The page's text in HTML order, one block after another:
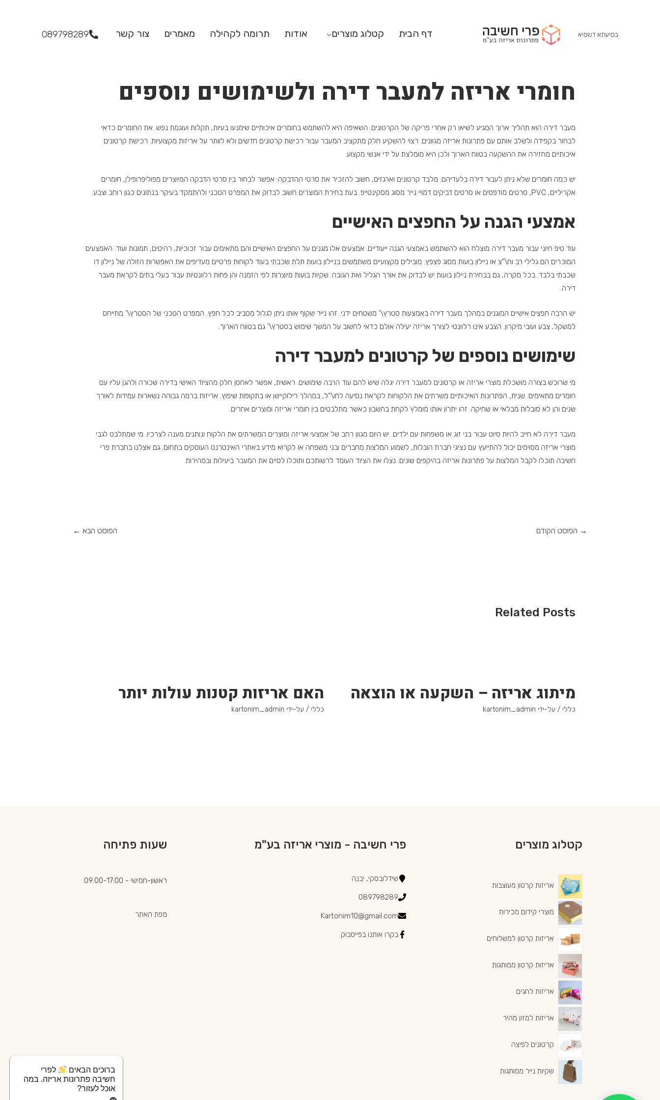
בסיעתא דשמיא דף הבית קטלוג מוצרים אודות תרומה לקהילה מאמרים צור קשר 089798289
חומרי אריזה למעבר דירה ולשימושים נוספים
מעבר דירה הוא תהליך ארוך המגיע לשיאו רק אחרי פריקה של הקרטונים. השאיפה היא להשתמש בחומרים איכותיים שימנעו בעיות, תקלות ועוגמת נפש. את החומרים כדאי
לבחור בקפידה ולשלב אותם עם פתרונות אריזה מגוונים. רצוי להשקיע חלק מתקציב המעבר עבור רכישת קרטונים חדשים ולא לוותר על אריזות מקצועיות. רכישת קרטונים
איכותיים מחזירה את ההשקעה בטווח הארוך ולכן היא מומלצת על ידי אנשי מקצוע.
יש כמה חומרים שלא ניתן לעבור דירה בלעדיהם. מלבד קרטונים וארגזים, חשוב להזכיר את סרטי ההדבקה: אפשר לבחור בין סרטי הדבקה המיוצרים מפוליפרופילן, חומרים
אקריליים, PVC, סרטים מודפסים או סרטים דביקים דמויי נייר מסוג מסקינטייפ. בעת בחירת המוצרים חשוב לבדוק את המפרט הטכני ולהתמקד בעיקר בנתונים כגון רוחב וצבע.
אמצעי הגנה על החפצים האישיים
עוד טיפ חיוני עבור מעבר דירה מוצלח הוא להשתמש באמצעי הגנה ייעודיים. אמצעים אלו מגנים על החפצים האישיים והם מתאימים עבור זכוכיות, רהיטים, תמונות ועוד. האמצעים
המוכרים הם גלילי רב וח\”צ או ניילון בועות מסוג פצפץ. מובילים מקצועיים משתמשים בניילון בועות תלת שכבתי בעוד לקוחות פרטיים מעדיפים את האפשרות הזולה של ניילון דו
שכבתי בלבד. בכל מקרה, גם בבחירת ניילון בועות יש לבדוק את אורך הגליל ואת הגובה. שקיות בועות מיוצרות לפי הזמנה והן פחות רלוונטיות עבור בעלי בתים לקראת מעבר
דירה.
יש הרבה חפצים אישיים המוגנים במהלך מעבר דירה באמצעות סטרץ\’ משטחים ידני. זהו נייר שקוף אותו ניתן לגלול מסביב לכל חפץ. המפרט הטכני של הסטרץ\’ מתייחס
למשקל, צבע ועובי מיקרון. הצבע אינו רלוונטי לצורך אריזה יעילה אולם כדאי לחשוב על המשך שימוש בסטרץ\’ גם בטווח הארוך.
שימושים נוספים של קרטונים למעבר דירה
מי שרוכש בצורה מושכלת מוצרי אריזה או קרטונים למעבר דירה יגלה שיש להם עוד הרבה שימושים. ראשית, אפשר לאחסן חלק מהציוד האישי בדירה שכורה ולהגן עליו עם
חומרים מתאימים. שנית, הפתרונות האיכותיים משרתים את הלקוחות לקראת נסיעה לחו\”ל, במהלך רילוקיישן או בתקופות שיפוץ. אריזות ברמה גבוהה נשארות עמידות לאורך
שנים והן לא סובלות מבלאי או שחיקה. זהו יתרון אותו מומלץ לקחת בחשבון כאשר מתלבטים בין חומרי אריזה ומוצרים אחרים.
מעבר דירה לא חייב להיות סיוט עבור בני זוג או משפחות עם ילדים. יש היום מגוון רחב של אמצעי אריזה ומוצרים המשרתים את הלקוח ונותנים מענה לצרכיו. מי שמתלבט לגבי
מוצרי אריזה מסוימים יכול להתייעץ עם נציגי חברת הובלות, לשמוע המלצות מחברים ובני משפחה או לקרוא מידע באתרי האינטרנט העוסקים בתחום. גם אצלנו בחברת פרי
חשיבה תוכלו לקבל המלצות על פתרונות אריזה בהיקפים שונים. נצלו את הציוד העומד לרשותכם ותוכלו לסיים את המעבר ביעילות ובמהירות.
→ הפוסט הקודם הפוסט הבא ←
Related Posts
מיתוג אריזה – השקעה או הוצאה
כללי / על-ידי kartonim_admin
האם אריזות קטנות עולות יותר
כללי / על-ידי kartonim_admin
קטלוג מוצרים
אריזות קרטון מעוצבות
מוצרי קידום מכירות
אריזות קרטון למשלוחים
אריזות קרטון ממותגות
אריזות לחגים
אריזות למזון מהיר
קרטונים לפיצה
שקיות נייר ממותגות
פרי חשיבה - מוצרי אריזה בע"מ
שידלובסקי, יבנה
089798289
Kartonim10@gmail.com
בקרו אותנו בפייסבוק
שעות פתיחה
ראשון-חמישי - 09:00-17:00
מפת האתר
ברוכים הבאים
לפרי
חשיבה פתרונות אריזה. במה
אוכל לעזור?